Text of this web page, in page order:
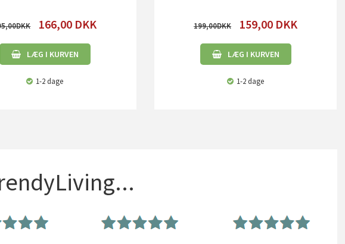
166,00 DKK
LÆG I KURVEN
1-2 dage
199,00 159,00 DKK
LÆG I KURVEN
1-2 dage